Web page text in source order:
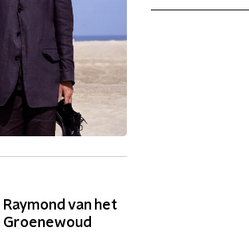
Raymond van het
Groenewoud